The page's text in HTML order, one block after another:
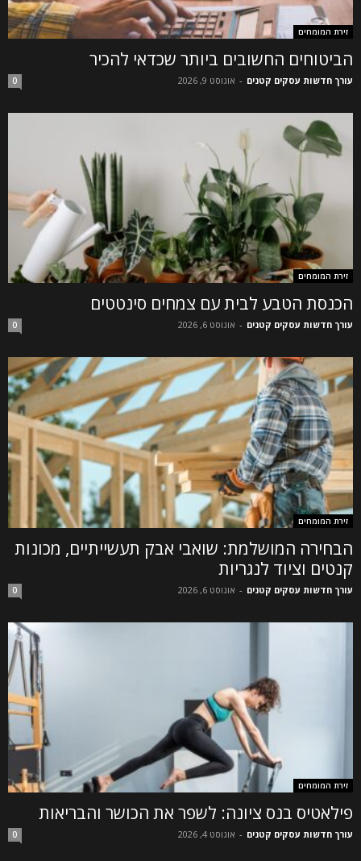
זירת המומחים
הביטוחים החשובים ביותר שכדאי להכיר
עורך חדשות עסקים קטנים - אוגוסט 9, 2026 0
זירת המומחים
הכנסת הטבע לבית עם צמחים סינטטים
עורך חדשות עסקים קטנים - אוגוסט 6, 2026 0
זירת המומחים
הבחירה המושלמת: שואבי אבק תעשייתיים, מכונות
קנטים וציוד לנגריות
עורך חדשות עסקים קטנים - אוגוסט 6, 2026 0
זירת המומחים
פילאטיס בנס ציונה: לשפר את הכושר והבריאות
עורך חדשות עסקים קטנים - אוגוסט 4, 2026 0